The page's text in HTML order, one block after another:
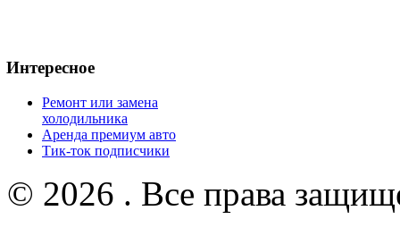
Интересное
Ремонт или замена
холодильника
Аренда премиум авто
Тик-ток подписчики
© 2026 . Все права